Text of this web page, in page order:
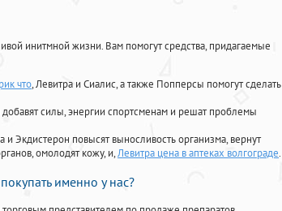
инитмной жизни. Вам помогут средства, придагаемые
что, Левитра и Сиалис, а также Попперсы помогут сделать
силы, энергии спортсменам и решат проблемы
Экдистерон повысят выносливость организма, вернут
омолодят кожу, и,Левитра цена в аптеках волгограде.
именно у нас?